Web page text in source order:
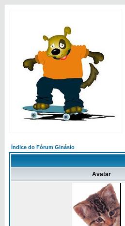
Índice do Fórum Ginásio
Avatar